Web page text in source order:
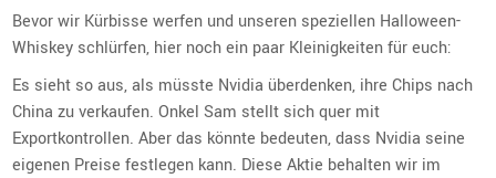
Bevor wir Kürbisse werfen und unseren speziellen Halloween-
Whiskey schlürfen, hier noch ein paar Kleinigkeiten für euch:
Es sieht so aus, als müsste Nvidia überdenken, ihre Chips nach
China zu verkaufen. Onkel Sam stellt sich quer mit
Exportkontrollen. Aber das könnte bedeuten, dass Nvidia seine
eigenen Preise festlegen kann. Diese Aktie behalten wir im